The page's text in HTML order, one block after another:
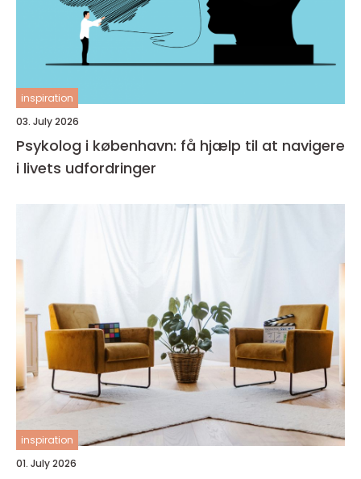
inspiration
03. July 2026
Psykolog i københavn: få hjælp til at navigere
i livets udfordringer
inspiration
01. July 2026